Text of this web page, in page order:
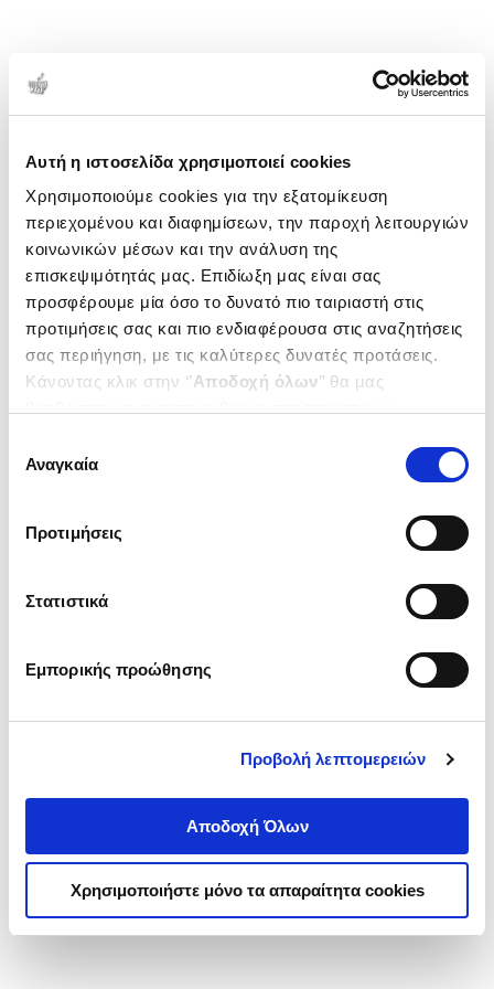
Αυτή η ιστοσελίδα χρησιμοποιεί cookies
Χρησιμοποιούμε cookies για την εξατομίκευση
περιεχομένου και διαφημίσεων, την παροχή λειτουργιών
κοινωνικών μέσων και την ανάλυση της
επισκεψιμότητάς μας. Επιδίωξη μας είναι σας
προσφέρουμε μία όσο το δυνατό πιο ταιριαστή στις
προτιμήσεις σας και πιο ενδιαφέρουσα στις αναζητήσεις
σας περιήγηση, με τις καλύτερες δυνατές προτάσεις.
Κάνοντας κλικ στην ‘’Αποδοχή όλων’’ θα μας
ενδιαφέρουν και να επιλέξετε από τα παρακάτω με την
΄΄και να ενημερωθείτε σχετικά με
συγκατάθεσης
Αναγκαία
Προτιμήσεις
Στατιστικά
Εμπορικής προώθησης
Προβολή λεπτομερειών
Αποδοχή Όλων
Χρησιμοποιήστε μόνο τα απαραίτητα cookies